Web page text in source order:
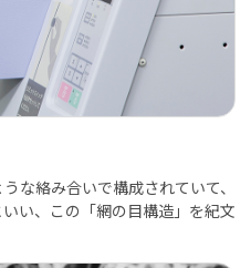
な絡み合いで構成されていて、
い、この「網の目構造」を紀文